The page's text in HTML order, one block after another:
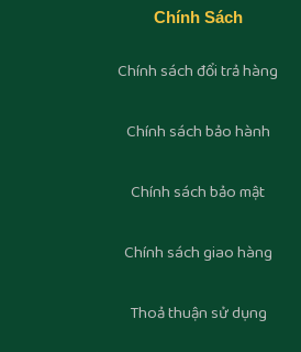
Chính Sách
Chính sách đổi trả hàng
Chính sách bảo hành
Chính sách bảo mật
Chính sách giao hàng
Thoả thuận sử dụng